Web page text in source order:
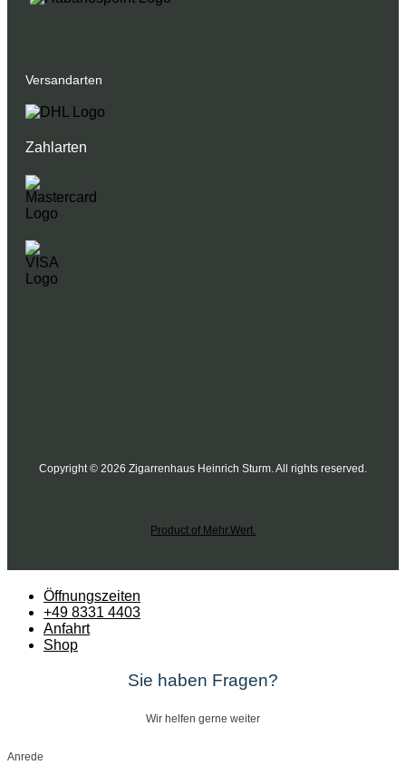
Versandarten
Zahlarten
Copyright © 2026 Zigarrenhaus Heinrich Sturm. All rights reserved.
Product of Mehr.Wert.
Öffnungszeiten
+49 8331 4403
Anfahrt
Shop
Sie haben Fragen?
Wir helfen gerne weiter
Anrede